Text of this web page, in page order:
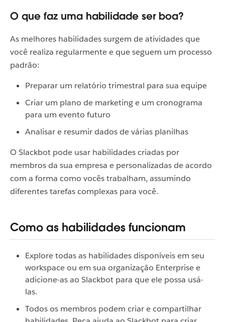
O que faz uma habilidade ser boa?
As melhores habilidades surgem de atividades que
você realiza regularmente e que seguem um processo
padrão:
Preparar um relatório trimestral para sua equipe
Criar um plano de marketing e um cronograma
para um evento futuro
Analisar e resumir dados de várias planilhas
O Slackbot pode usar habilidades criadas por
membros da sua empresa e personalizadas de acordo
com a forma como vocês trabalham, assumindo
diferentes tarefas complexas para você.
Como as habilidades funcionam
Explore todas as habilidades disponíveis em seu
workspace ou em sua organização Enterprise e
adicione-as ao Slackbot para que ele possa usá-
las.
Todos os membros podem criar e compartilhar